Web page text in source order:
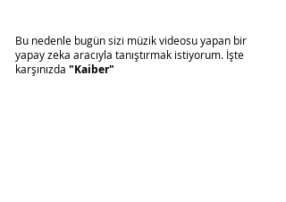
Bu nedenle bugün sizi müzik videosu yapan bir
yapay zeka aracıyla tanıştırmak istiyorum. İşte
karşınızda "Kaiber"